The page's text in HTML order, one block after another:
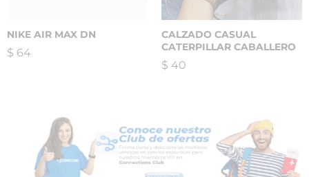
NIKE AIR MAX DN
$ 64
CALZADO CASUAL
CATERPILLAR CABALLERO
$ 40